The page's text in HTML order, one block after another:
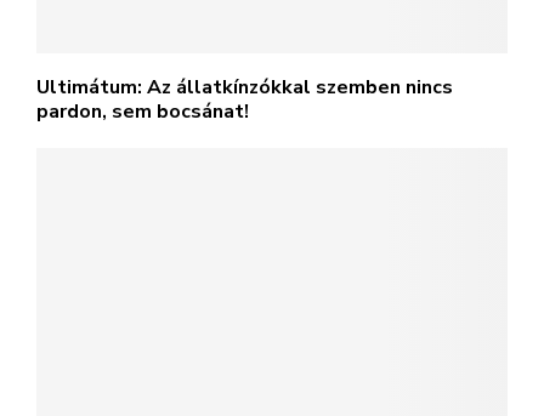
Ultimátum: Az állatkínzókkal szemben nincs
pardon, sem bocsánat!